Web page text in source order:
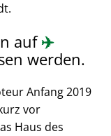
auf✈️
werden.
Anfang 2019
vor
Haus des